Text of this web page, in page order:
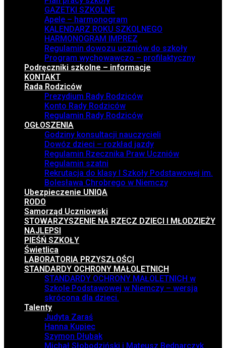
GAZETKI SZKOLNE
Apele – harmonogram
KALENDARZ ROKU SZKOLNEGO
HARMONOGRAM IMPREZ
Regulamin dowozu uczniów do szkoły
Program wychowawczo – profilaktyczny
Podręczniki szkolne – informacje
KONTAKT
Rada Rodziców
Prezydium Rady Rodziców
Konto Rady Rodziców
Regulamin Rady Rodziców
OGŁOSZENIA
Godziny konsultacji nauczycieli
Dowóz dzieci – rozkład jazdy
Regulamin Rzecznika Praw Uczniów
Regulamin szatni
Rekrutacja do klasy I Szkoły Podstawowej im.
Bolesława Chrobrego w Niemczy
Ubezpieczenie UNIQA
RODO
Samorząd Uczniowski
STOWARZYSZENIE NA RZECZ DZIECI I MŁODZIEŻY
NAJLEPSI
PIEŚŃ SZKOŁY
Świetlica
LABORATORIA PRZYSZŁOŚCI
STANDARDY OCHRONY MAŁOLETNICH
STANDARDY OCHRONY MAŁOLETNICH w
Szkole Podstawowej w Niemczy – wersja
skrócona dla dzieci.
Talenty
Judyta Zaraś
Hanna Kupiec
Szymon Dłubak
Michał Słobodziński i Mateusz Bednarczyk